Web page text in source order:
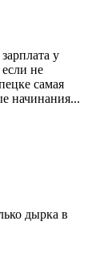
у
не
самая
начинания...
дырка в